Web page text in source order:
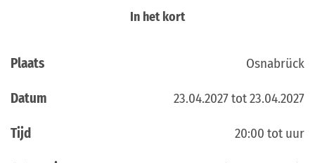
In het kort
Plaats Osnabrück
Datum 23.04.2027 tot 23.04.2027
Tijd 20:00 tot uur